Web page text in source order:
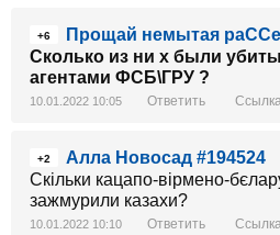
+6
Прощай немытая
Сколько из ни х были
агентами ФСБ\ГРУ ?
10.01.2022 10:05 Ответить
+2
Алла Новосад #194524
Скільки кацапо-вірмено-
зажмурили казахи?
10.01.2022 10:10 Ответить